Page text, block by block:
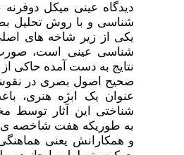
دیدگاه عینی میکل دوفرنه
شناسی و با روش تحلیل
یکی از زیر شاخه­ های
شناسی عینی است،
نتایج به دست آمده حاکی
صحیح اصول بصری در
عنوان یک ابژه هنری،
شناختی این آثار توسط
به­ طوری­­که هفت شاخصه­ ی
و همکارانش یعنی